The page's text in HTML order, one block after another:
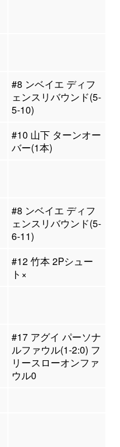
#8 ンベイエ ディフ
ェンスリバウンド(5-
5-10)
#10 山下 ターンオー
バー(1本)
#8 ンベイエ ディフ
ェンスリバウンド(5-
6-11)
#12 竹本 2Pシュー
ト×
#17 アグイ パーソナ
ルファウル(1-2:0) フ
リースローオンファ
ウル0